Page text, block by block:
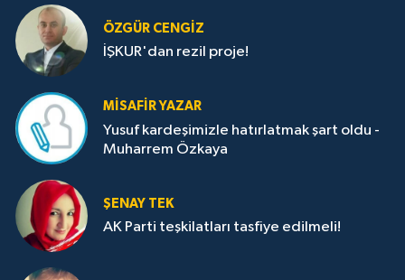
ÖZGÜR CENGIZ
İŞKUR'dan rezil proje!
MISAFIR YAZAR
Yusuf kardeşimizle hatırlatmak şart oldu -
Muharrem Özkaya
ŞENAY TEK
AK Parti teşkilatları tasfiye edilmeli!